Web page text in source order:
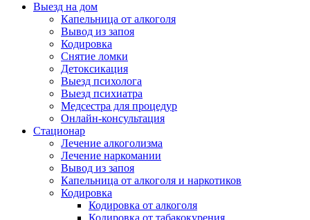
Выезд на дом
Капельница от алкоголя
Вывод из запоя
Кодировка
Снятие ломки
Детоксикация
Выезд психолога
Выезд психиатра
Медсестра для процедур
Онлайн-консультация
Стационар
Лечение алкоголизма
Лечение наркомании
Вывод из запоя
Капельница от алкоголя и наркотиков
Кодировка
Кодировка от алкоголя
Кодировка от табакокурения